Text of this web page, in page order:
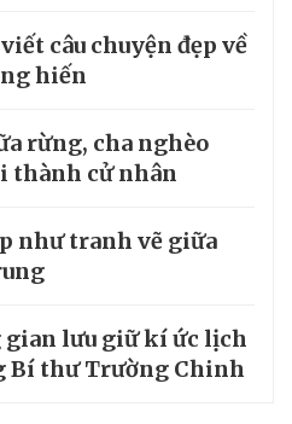
câu chuyện đẹp về
hiến
rừng, cha nghèo
thành cử nhân
như tranh vẽ giữa
lưu giữ kí ức lịch
Bí thư Trường Chinh